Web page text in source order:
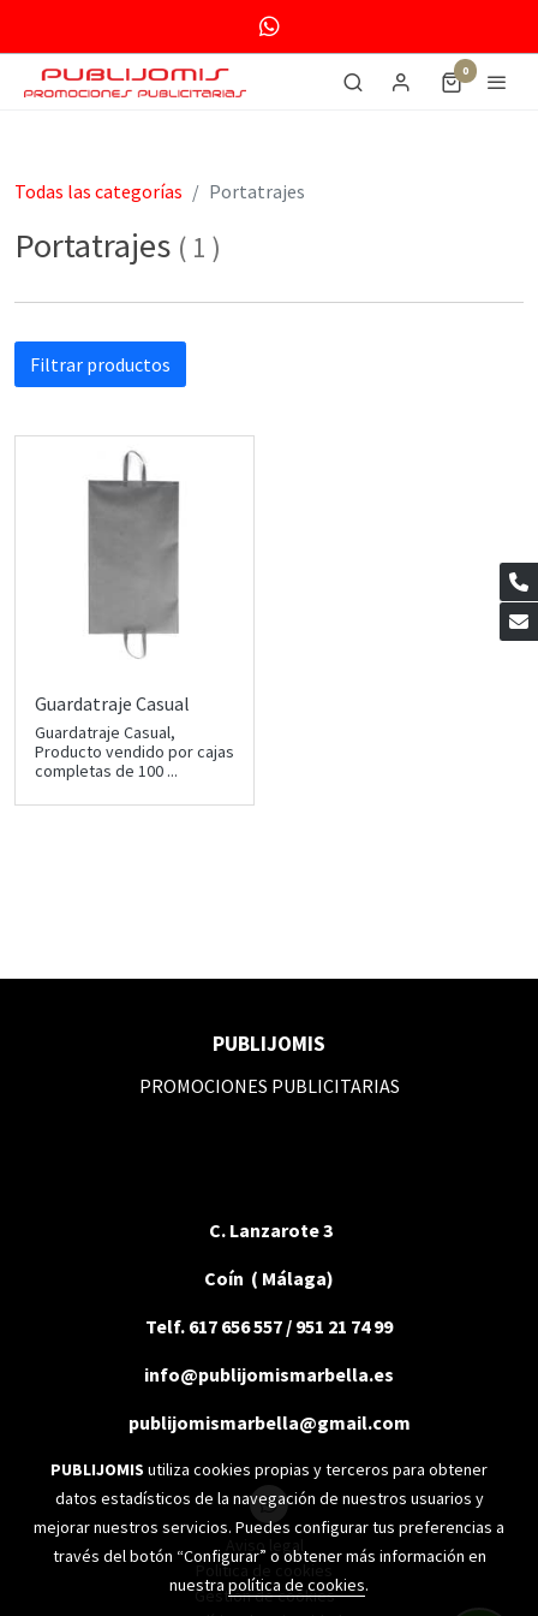
0
Todas las categorías Portatrajes
Portatrajes ( 1 )
Filtrar productos
Guardatraje Casual
Guardatraje Casual,
Producto vendido por cajas
completas de 100 ...
PUBLIJOMIS
PROMOCIONES PUBLICITARIAS
C. Lanzarote 3
Coín ( Málaga)
Telf. 617 656 557 / 951 21 74 99
info@publijomismarbella.es
publijomismarbella@gmail.com
Aviso legal
Política de cookies
Gestión de cookies
PUBLIJOMIS utiliza cookies propias y terceros para obtener
datos estadísticos de la navegación de nuestros usuarios y
mejorar nuestros servicios. Puedes configurar tus preferencias a
través del botón “Configurar” o obtener más información en
nuestra política de cookies.